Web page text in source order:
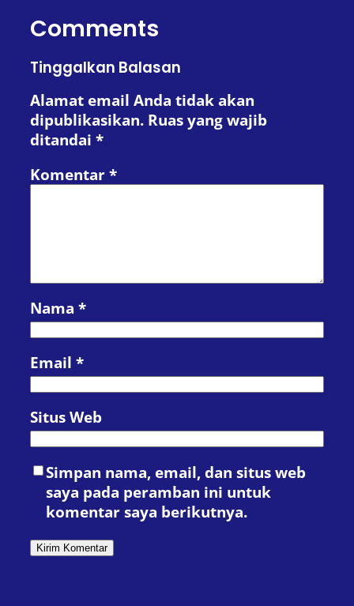
Comments
Tinggalkan Balasan
Alamat email Anda tidak akan
dipublikasikan. Ruas yang wajib
ditandai *
Komentar *
Nama *
Email *
Situs Web
Simpan nama, email, dan situs web
saya pada peramban ini untuk
komentar saya berikutnya.